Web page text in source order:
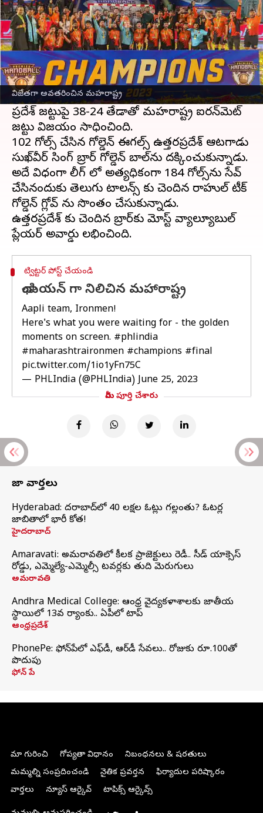
విజేతగా అవతరించిన మహరాష్ట్ర
వ్రాసిన వారు Jayachandra Akuri Jun 26, 2023 12:18 pm
ఈ వార్తాకథనం ఏంటి
ప్రీమియర్ హ్యాండ్‌బాల్ లీగ్ తొలి సీజన్లో మహరాష్ట్ర
ఐరన్ మెన్ జట్టు విజేతగా అవరతరించింది.
ఆదివారంజైపూర్‌లో జరిగిన ఫైనల్లో ఈగల్ ఉత్తర్
ప్రదేశ్ జట్టుపై 38-24 తేడాతో మహరాష్ట్ర ఐరన్‌మెట్
జట్టు విజయం సాధించింది.
102 గోల్స్ చేసిన గోల్డెన్ ఈగల్స్ ఉత్తరప్రదేశ్ ఆటగాడు
సుఖ్‌వీర్ సింగ్ బ్రార్ గోల్డెన్ బాల్‌ను దక్కించుకున్నాడు.
అదే విధంగా లీగ్ లో అత్యధికంగా 184 గోల్స్‌ను సేవ్
చేసినందుకు తెలుగు టాలన్స్ కు చెందిన రాహుల్ టీక్
గోల్డెన్ గ్లోవ్ ను సొంతం చేసుకున్నాడు.
ఉత్తరప్రదేశ్ కు చెందిన బ్రార్‌కు మోస్ట్ వ్యాల్యూబుల్
ట్విట్టర్ పోస్ట్ చేయండి
ఛాంపియన్ గా నిలిచిన మహారాష్ట్ర
Aapli team, Ironmen!
Here's what you were waiting for - the golden
moments on screen. #phlindia
#maharashtraironmen #champions #final
pic.twitter.com/1io1yFn75C
— PHLIndia (@PHLIndia)June 25, 2023
మీరు పూర్తి చేశారు
తాజా వార్తలు
Hyderabad: హైదరాబాద్‌లో 40 లక్షల ఓట్లు గల్లంతు? ఓటర్ల
జాబితాలో భారీ కోత!
హైదరాబాద్
Amaravati: అమరావతిలో కీలక ప్రాజెక్టులు రెడీ.. సీడ్‌ యాక్సెస్‌
రోడ్డు, ఎమ్మెల్యే-ఎమ్మెల్సీ టవర్లకు తుది మెరుగులు
అమరావతి
Andhra Medical College: ఆంధ్ర వైద్యకళాశాలకు జాతీయ
స్థాయిలో 13వ ర్యాంకు.. ఏపీలో టాప్
ఆంధ్రప్రదేశ్
PhonePe: ఫోన్‌పేలో ఎఫ్‌డీ, ఆర్‌డీ సేవలు.. రోజుకు రూ.100తో
పొదుపు
ఫోన్‌ పే
మా గురించి గోప్యతా విధానం
నిబంధనలు & షరతులు
మమ్మల్ని సంప్రదించండి
నైతిక ప్రవర్తన
ఫిర్యాదుల పరిష్కారం
వార్తలు
న్యూస్ ఆర్కైవ్ టాపిక్స్ ఆర్కైవ్స్